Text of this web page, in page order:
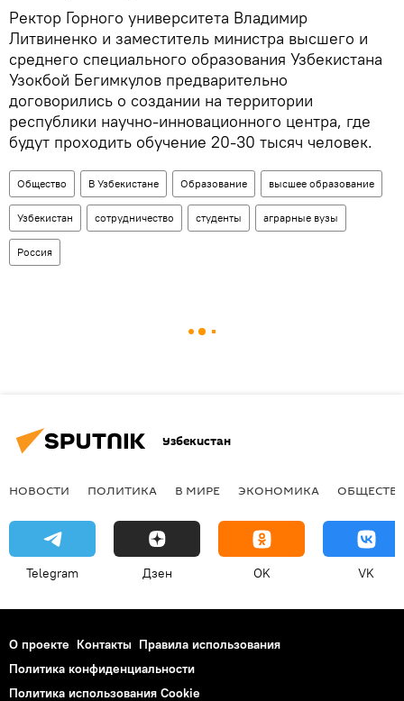
Ректор Горного университета Владимир
Литвиненко и заместитель министра высшего и
среднего специального образования Узбекистана
Узокбой Бегимкулов предварительно
договорились о создании на территории
республики научно-инновационного центра, где
будут проходить обучение 20-30 тысяч человек.
Общество В Узбекистане Образование высшее образование
Узбекистан сотрудничество студенты аграрные вузы
Россия
Узбекистан
НОВОСТИ ПОЛИТИКА В МИРЕ ЭКОНОМИКА
Telegram Дзен OK VK
О проекте Контакты Правила использования
Политика конфиденциальности
Политика использования Cookie